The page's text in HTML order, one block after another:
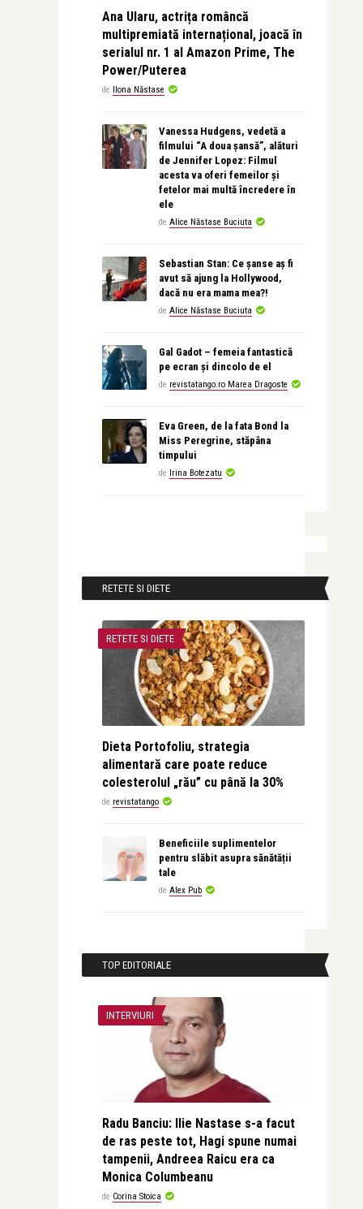
Ana Ularu, actrița româncă
multipremiată internațional, joacă în
serialul nr. 1 al Amazon Prime, The
Power/Puterea
de Ilona Năstase
Vanessa Hudgens, vedetă a
filmului “A doua șansă”, alături
de Jennifer Lopez: Filmul
acesta va oferi femeilor și
fetelor mai multă încredere în
ele
de Alice Năstase Buciuta
Sebastian Stan: Ce șanse aș fi
avut să ajung la Hollywood,
dacă nu era mama mea?!
de Alice Năstase Buciuta
Gal Gadot – femeia fantastică
pe ecran și dincolo de el
de revistatango.ro Marea Dragoste
Eva Green, de la fata Bond la
Miss Peregrine, stăpâna
timpului
de Irina Botezatu
RETETE SI DIETE
RETETE SI DIETE
Dieta Portofoliu, strategia
alimentară care poate reduce
colesterolul „rău” cu până la 30%
de revistatango
Beneficiile suplimentelor
pentru slăbit asupra sănătății
tale
de Alex Pub
TOP EDITORIALE
INTERVIURI
Radu Banciu: Ilie Nastase s-a facut
de ras peste tot, Hagi spune numai
tampenii, Andreea Raicu era ca
Monica Columbeanu
de Corina Stoica